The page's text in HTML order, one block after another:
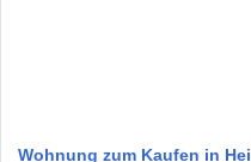
Wohnung zum Kaufen in